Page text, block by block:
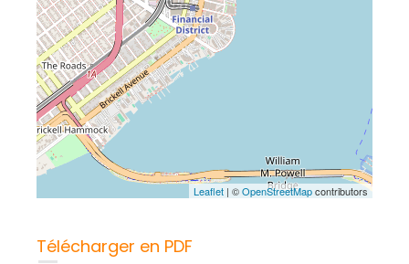
Leaflet | ©OpenStreetMapcontributors
Télécharger en PDF